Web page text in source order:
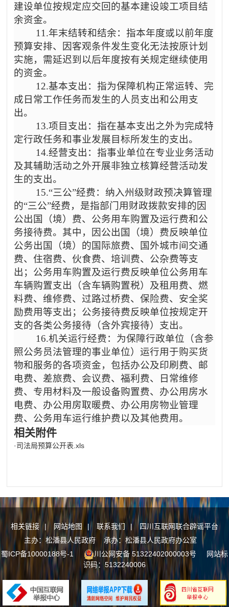
建设单位按规定应交回的基本建设竣工项目结
余资金。
11.年末结转和结余：指本年度或以前年度
预算安排、因客观条件发生变化无法按原计划
实施，需延迟到以后年度按有关规定继续使用
的资金。
12.基本支出：指为保障机构正常运转、完
成日常工作任务而发生的人员支出和公用支
出。
13.项目支出：指在基本支出之外为完成特
定行政任务和事业发展目标所发生的支出。
14.经营支出：指事业单位在专业业务活动
及其辅助活动之外开展非独立核算经营活动发
生的支出。
15.“三公”经费：纳入州级财政预决算管理
的“三公”经费，是指部门用财政拨款安排的因
公出国（境）费、公务用车购置及运行费和公
务接待费。其中，因公出国（境）费反映单位
公务出国（境）的国际旅费、国外城市间交通
费、住宿费、伙食费、培训费、公杂费等支
出；公务用车购置及运行费反映单位公务用车
车辆购置支出（含车辆购置税）及租用费、燃
料费、维修费、过路过桥费、保险费、安全奖
励费用等支出；公务接待费反映单位按规定开
支的各类公务接待（含外宾接待）支出。
16.机关运行经费：为保障行政单位（含参
照公务员法管理的事业单位）运行用于购买货
物和服务的各项资金，包括办公及印刷费、邮
电费、差旅费、会议费、福利费、日常维修
费、专用材料及一般设备购置费、办公用房水
电费、办公用房取暖费、办公用房物业管理
费、公务用车运行维护费以及其他费用。
相关附件
·司法局预算公开表.xls
相关链接 | 网站地图 | 联系我们 |
四川互联网联合辟谣平台
主办：松潘县人民政府 承办：松潘县人民政府办公室
蜀ICP备10000188号-1
川公网安备 51322402000003号 网站标
识码：5132240006